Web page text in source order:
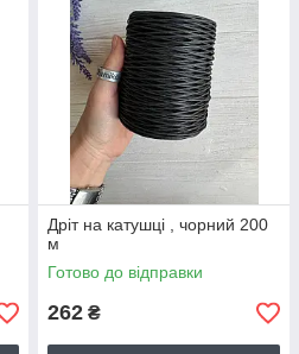
Дріт на катушці , чорний 200
м
Готово до відправки
262 ₴